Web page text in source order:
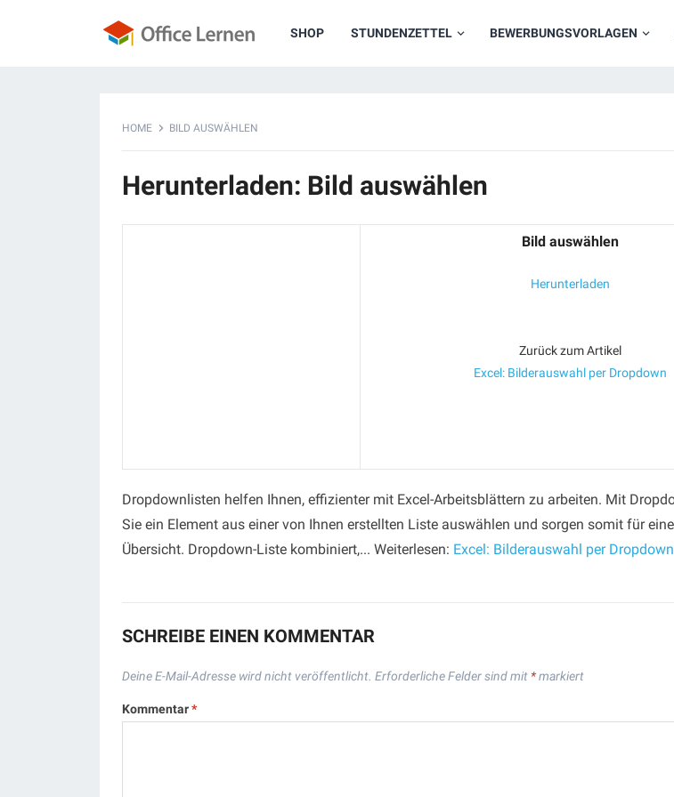
SHOP STUNDENZETTEL BEWERBUNGSVORLAGEN
HOME BILD AUSWÄHLEN
Herunterladen: Bild auswählen
Bild auswählen
Herunterladen
Zurück zum Artikel
Excel: Bilderauswahl per Dropdown
Dropdownlisten helfen Ihnen, effizienter mit Excel-Arbeitsblättern zu arbeiten. Mit
Sie ein Element aus einer von Ihnen erstellten Liste auswählen und sorgen somit für
Übersicht. Dropdown-Liste kombiniert,... Weiterlesen: Excel: Bilderauswahl per Dropdown
SCHREIBE EINEN KOMMENTAR
Deine E-Mail-Adresse wird nicht veröffentlicht. Erforderliche Felder sind mit *markiert
Kommentar*